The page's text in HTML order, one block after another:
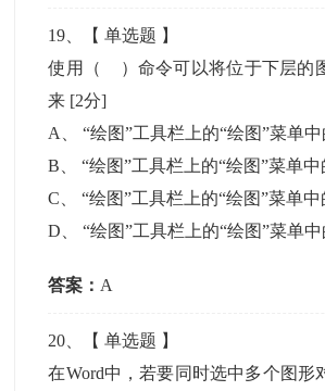
19 、【单选题 】
使用（ ）命令可以将位于下层的
来 [2分]
A
、“绘图”工具栏上的“绘图”菜单
B 、“绘图”工具栏上的“绘图”菜单中
C 、“绘图”工具栏上的“绘图”菜单中
D 、“绘图”工具栏上的“绘图”菜单
答案： A
20 、【单选题 】
在Word中，若要同时选中多个图形